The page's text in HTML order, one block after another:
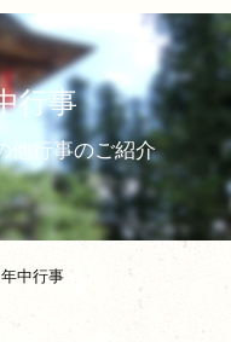
行事
他行事のご紹介
年中行事